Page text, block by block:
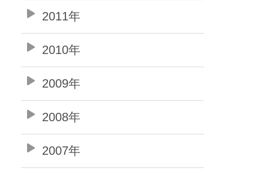
2011年
2010年
2009年
2008年
2007年